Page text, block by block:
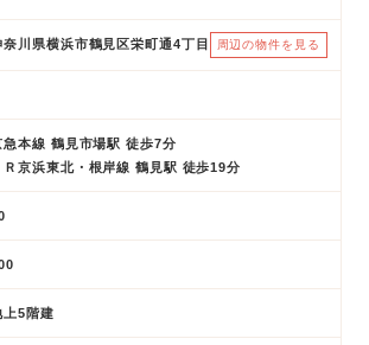
奈川県横浜市鶴見区栄町通4丁目 周辺の物件を見る
急本線 鶴見市場駅 徒歩7分
Ｒ京浜東北・根岸線 鶴見駅 徒歩19分
上5階建